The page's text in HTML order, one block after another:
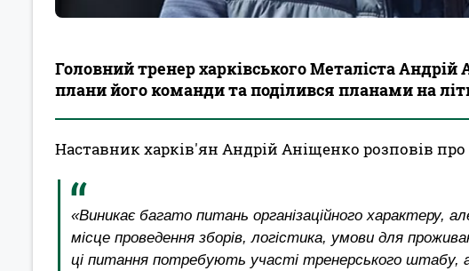
Головний тренер харківського Металіста Андрій
плани його команди та поділився планами на
Наставник харків'ян Андрій Аніщенко розповів про
«Виникає багато питань організаційного характеру,
місце проведення зборів, логістика, умови для
ці питання потребують участі тренерського штабу, а